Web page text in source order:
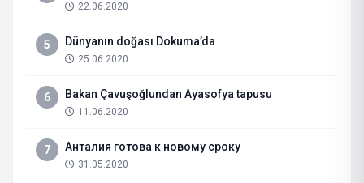
22.06.2020
5 Dünyanın doğası Dokuma’da
25.06.2020
6 Bakan Çavuşoğlundan Ayasofya tapusu
11.06.2020
7 Анталия готова к новому сроку
31.05.2020